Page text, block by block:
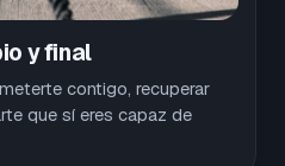
y final
contigo, recuperar
que sí eres capaz de